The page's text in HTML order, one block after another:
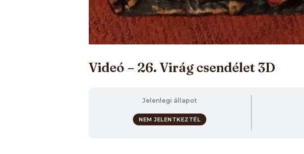
Videó – 26. Virág csendélet 3D
Jelenlegi állapot
NEM JELENTKEZTÉL